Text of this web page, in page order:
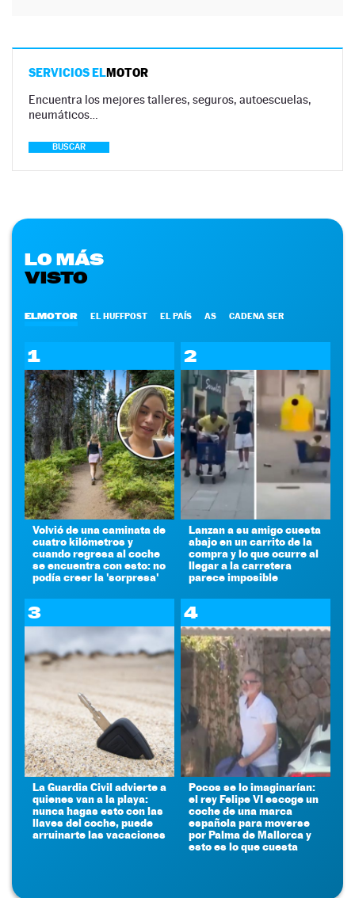
SERVICIOS ELMOTOR
Encuentra los mejores talleres, seguros, autoescuelas,
neumáticos…
BUSCAR
LO MÁS
VISTO
ELMOTOR EL HUFFPOST EL PAÍS AS CADENA SER
1
Volvió de una caminata de
cuatro kilómetros y
cuando regresa al coche
se encuentra con esto: no
podía creer la 'sorpresa'
2
Lanzan a su amigo cuesta
abajo en un carrito de la
compra y lo que ocurre al
llegar a la carretera
parece imposible
3
La Guardia Civil advierte a
quienes van a la playa:
nunca hagas esto con las
llaves del coche, puede
arruinarte las vacaciones
4
Pocos se lo imaginarían:
el rey Felipe VI escoge un
coche de una marca
española para moverse
por Palma de Mallorca y
esto es lo que cuesta